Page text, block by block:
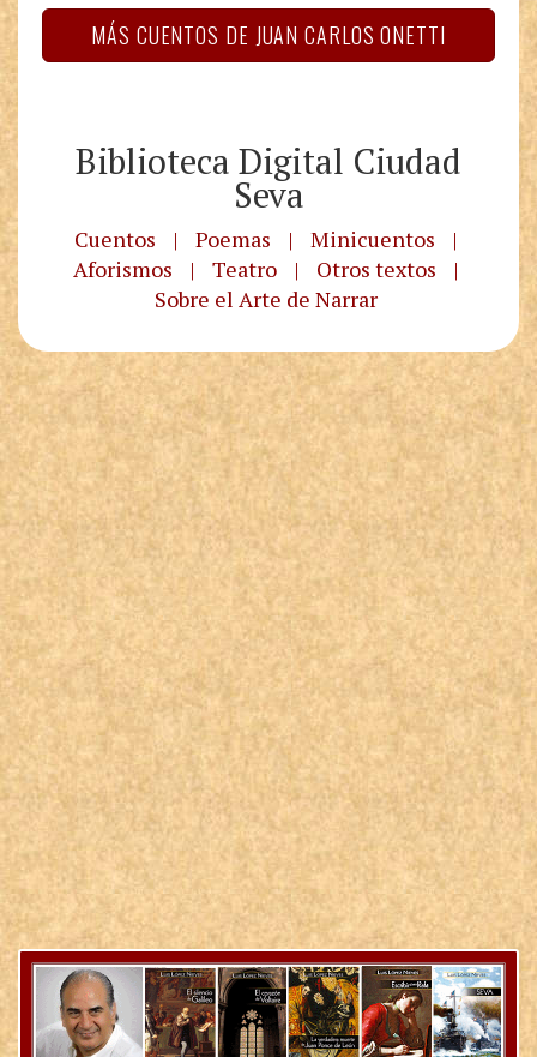
MÁS CUENTOS DE JUAN CARLOS ONETTI
Biblioteca Digital Ciudad
Seva
Cuentos | Poemas | Minicuentos
|
Aforismos
| Teatro | Otros textos
|
Sobre el Arte de Narrar